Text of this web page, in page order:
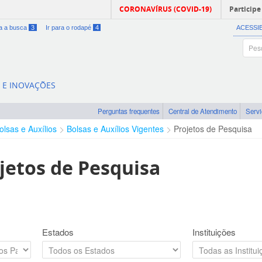
CORONAVÍRUS (COVID-19) Participe
a busca 3 Ir para o rodapé 4
INOVAÇÕES
Perguntas frequentes Central de Atendimento
e Auxílios Bolsas e Auxílios Vigentes Projetos de Pesquisa
de Pesquisa
Estados Instituições